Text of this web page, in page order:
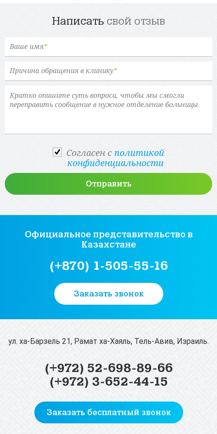
Написать свой отзыв
Ваше имя*
Причина обращения в клинику*
Cогласен с политикой
конфиденциальности
Официальное представительство в
Казахстане
(+870) 1-505-55-16
Заказать звонок
(+972) 52-698-89-66
(+972) 3-652-44-15
Заказать бесплатный звонок
ул. ха-Барзель 21, Рамат ха-Хаяль, Тель-Авив, Израиль.